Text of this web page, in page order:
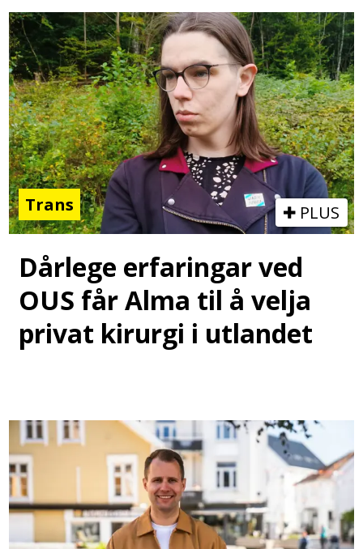
Trans PLUS
Dårlege erfaringar ved
OUS får Alma til å velja
privat kirurgi i utlandet